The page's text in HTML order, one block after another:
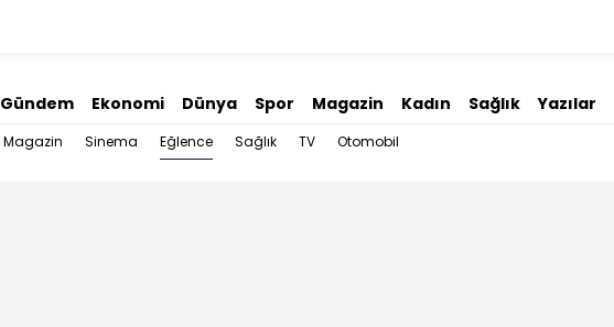
Gündem Ekonomi Dünya Spor Magazin Kadın Sağlık Yazılar
Magazin Sinema Eğlence Sağlık TV Otomobil